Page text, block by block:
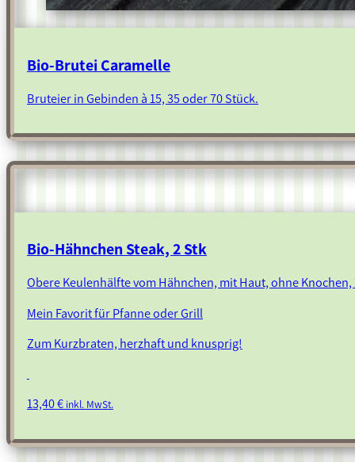
Bio-Brutei Caramelle
Bruteier in Gebinden à 15, 35 oder 70 Stück.
Bio-Hähnchen Steak, 2 Stk
Obere Keulenhälfte vom Hähnchen, mit Haut, ohne Knochen,
Mein Favorit für Pfanne oder Grill
Zum Kurzbraten, herzhaft und knusprig!
13,40€ inkl. MwSt.